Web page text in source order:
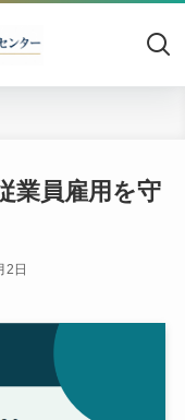
機械
業員雇用を守
2日